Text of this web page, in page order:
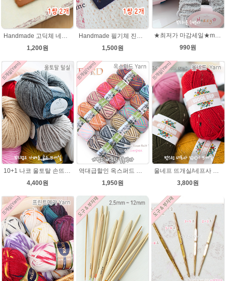
1,200원
1,500원
990원
10+1 나코 울토탈 손뜨개 뜨개질 굵은뜨개실 나코메가 굵은털실(털실,뜨개질실) 동대문 뜨게실
4,400원
역대급할인 옥스퍼드 나염뜨개실 털실
1,950원
울네프 뜨개실/네프사 가볍고 부드러운 뜨개실
3,800원